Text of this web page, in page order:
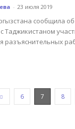
- 23 июля 2019
сообщила
Таджикистаном
разъяснительных
6 7 8